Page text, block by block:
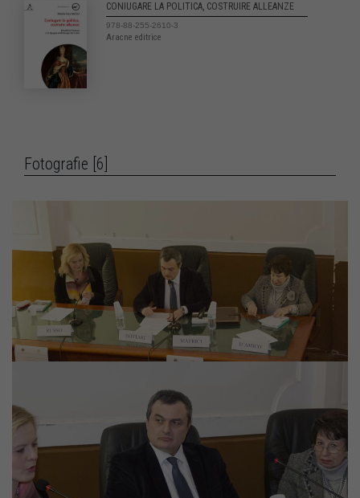
CONIUGARE LA POLITICA, COSTRUIRE ALLEANZE
978-88-255-2610-3
Aracne editrice
Fotografie [6]